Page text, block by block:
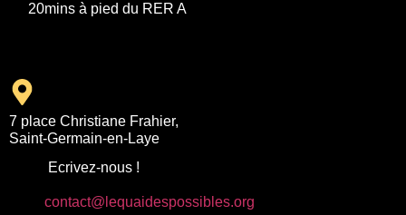
20mins à pied du RER A
7 place Christiane Frahier,
Saint-Germain-en-Laye
Ecrivez-nous !
contact@lequaidespossibles.org